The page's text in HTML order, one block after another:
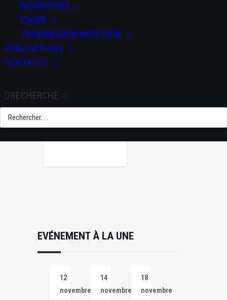
BIOGRAPHIES
EQUIPE
TRANSMISSION ARTISTIQUE
PUBLICATIONS
CONTACTS
RECHERCHE
export
EVÉNEMENT À LA UNE
12
novembre
14
novembre
18
novembre